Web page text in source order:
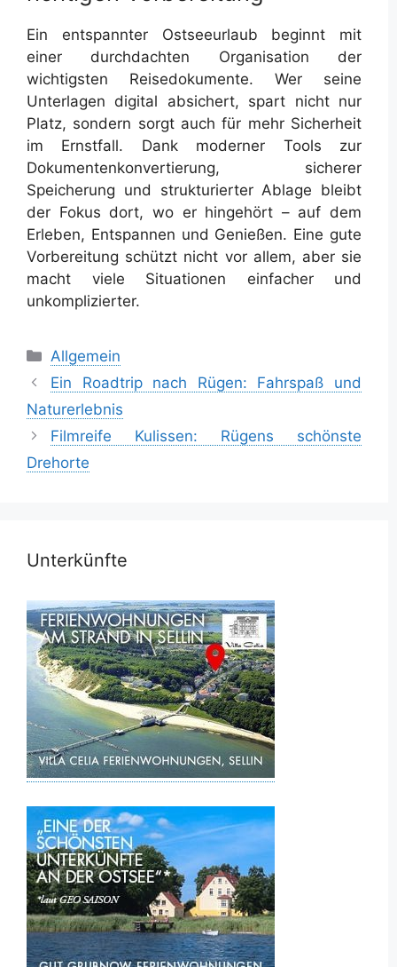
Ein entspannter Ostseeurlaub beginnt mit
einer durchdachten Organisation der
wichtigsten Reisedokumente. Wer seine
Unterlagen digital absichert, spart nicht nur
Platz, sondern sorgt auch für mehr Sicherheit
im Ernstfall. Dank moderner Tools zur
Dokumentenkonvertierung, sicherer
Speicherung und strukturierter Ablage bleibt
der Fokus dort, wo er hingehört – auf dem
Erleben, Entspannen und Genießen. Eine gute
Vorbereitung schützt nicht vor allem, aber sie
macht viele Situationen einfacher und
unkomplizierter.
Kategorien
Allgemein
Ein Roadtrip nach Rügen: Fahrspaß und
Naturerlebnis
Filmreife Kulissen: Rügens schönste
Drehorte
Unterkünfte